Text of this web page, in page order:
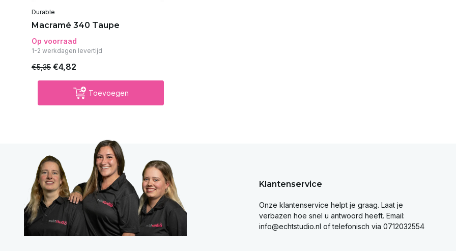
Durable
Macramé 340 Taupe
Op voorraad
1-2 werkdagen levertijd
€5,35 €4,82
Toevoegen
Klantenservice
Onze klantenservice helpt je graag. Laat je
verbazen hoe snel u antwoord heeft. Email:
info@echtstudio.nl of telefonisch via 0712032554